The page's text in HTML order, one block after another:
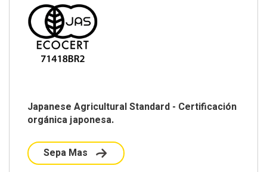
Japanese Agricultural Standard - Certificación
orgánica japonesa.
Sepa Mas